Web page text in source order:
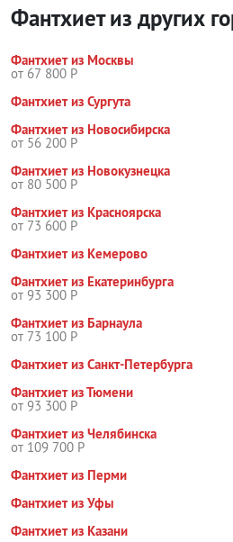
Фантхиет из других
Фантхиет из Москвы
от 67 800 Р
Фантхиет из Сургута
Фантхиет из Новосибирска
от 56 200 Р
Фантхиет из Новокузнецка
от 80 500 Р
Фантхиет из Красноярска
от 73 600 Р
Фантхиет из Кемерово
Фантхиет из Екатеринбурга
от 93 300 Р
Фантхиет из Барнаула
от 73 100 Р
Фантхиет из Санкт-Петербурга
Фантхиет из Тюмени
от 93 300 Р
Фантхиет из Челябинска
от 109 700 Р
Фантхиет из Перми
Фантхиет из Уфы
Фантхиет из Казани